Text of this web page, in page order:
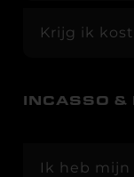
Krijg ik
INCASSO &
Ik heb